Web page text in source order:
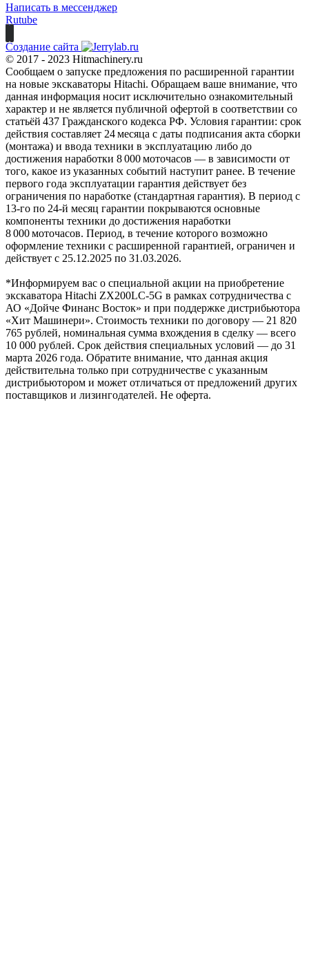
Написать в мессенджер
Rutube
Создание сайта
© 2017 - 2023 Hitmachinery.ru
Сообщаем о запуске предложения по расширенной гарантии
на новые экскаваторы Hitachi. Обращаем ваше внимание, что
данная информация носит исключительно ознакомительный
характер и не является публичной офертой в соответствии со
статьёй 437 Гражданского кодекса РФ. Условия гарантии: срок
действия составляет 24 месяца с даты подписания акта сборки
(монтажа) и ввода техники в эксплуатацию либо до
достижения наработки 8 000 моточасов — в зависимости от
того, какое из указанных событий наступит ранее. В течение
первого года эксплуатации гарантия действует без
ограничения по наработке (стандартная гарантия). В период с
13‑го по 24‑й месяц гарантии покрываются основные
компоненты техники до достижения наработки
8 000 моточасов. Период, в течение которого возможно
оформление техники с расширенной гарантией, ограничен и
действует с 25.12.2025 по 31.03.2026.
*Информируем вас о специальной акции на приобретение
экскаватора Hitachi ZX200LC-5G в рамках сотрудничества с
АО «Дойче Финанс Восток» и при поддержке дистрибьютора
«Хит Машинери». Стоимость техники по договору — 21 820
765 рублей, номинальная сумма вхождения в сделку — всего
10 000 рублей. Срок действия специальных условий — до 31
марта 2026 года. Обратите внимание, что данная акция
действительна только при сотрудничестве с указанным
дистрибьютором и может отличаться от предложений других
поставщиков и лизингодателей. Не оферта.